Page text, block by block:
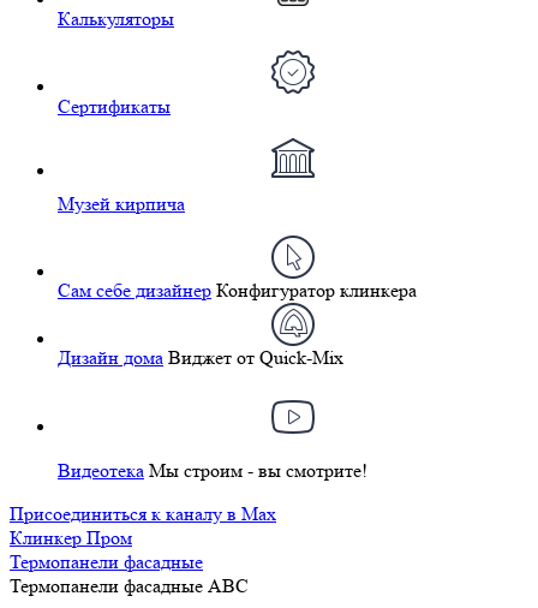
Калькуляторы
Сертификаты
Музей кирпича
Сам себе дизайнер Конфигуратор клинкера
Дизайн дома Виджет от Quick-Mix
Видеотека Мы строим - вы смотрите!
Присоединиться к каналу в Max
Клинкер Пром
Термопанели фасадные
Термопанели фасадные ABC